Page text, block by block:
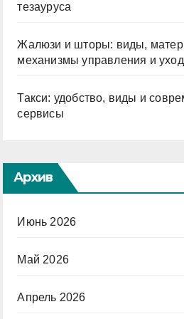
тезауруса
Жалюзи и шторы: виды,
механизмы управления и уход
Такси: удобство, виды и
сервисы
Архив
Июнь 2026
Май 2026
Апрель 2026